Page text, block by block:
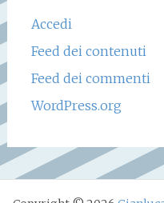
Accedi
Feed dei contenuti
Feed dei commenti
WordPress.org